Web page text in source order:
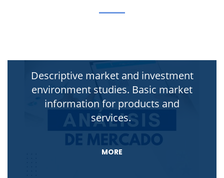
Descriptive market and investment
environment studies. Basic market
information for products and
services.
MORE